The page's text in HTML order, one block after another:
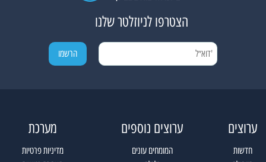
הצטרפו לניוזלטר שלנו
ערוצים
חדשות
ערוצים נוספים
המומחים עונים
מערכת
מדיניות פרטיות